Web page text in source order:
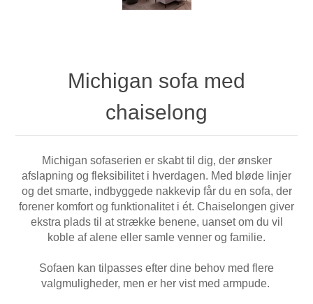
Michigan sofa med
chaiselong
Michigan sofaserien er skabt til dig, der ønsker
afslapning og fleksibilitet i hverdagen. Med bløde linjer
og det smarte, indbyggede nakkevip får du en sofa, der
forener komfort og funktionalitet i ét. Chaiselongen giver
ekstra plads til at strække benene, uanset om du vil
koble af alene eller samle venner og familie.
Sofaen kan tilpasses efter dine behov med flere
valgmuligheder, men er her vist med armpude.